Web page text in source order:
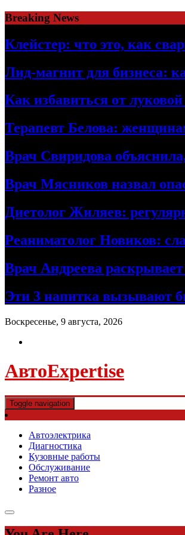
Skip
to
content
Breaking News
Клейстер: что это, как
Лид-магнит для бизнеса:
Как избавиться от
Терапевт Белова:
Врач Свиридова
Врач Мясников назвал
Диетолог Жиляев:
Реаниматолог Новиков:
Врач Андреева
Эти 3 напитка вызывают
Воскресенье, 9 августа, 2026
АвтоExpertise
Toggle navigation
Автоэлектрика
Диагностика
Кузовные работы
Обслуживание
Ремонт авто
Разное